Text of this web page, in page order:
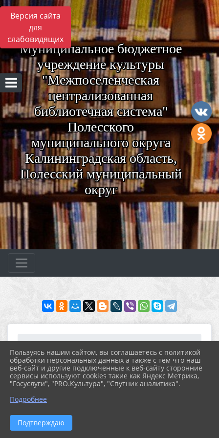
Версия сайта
для
слабовидящих
Муниципальное бюджетное
учреждение культуры
"Межпоселенческая
централизованная
библиотечная система"
Полесского
муниципального округа
Калининградская область,
Полесский муниципальный
округ
Главная ВАЖНО
Антикоррупция
2. Антикоррупционная э...
25.11.2020 10:00 11
2. АНТИКОРРУПЦИОННАЯ ЭКСПЕРТИЗА
Пользуясь нашим сайтом, вы соглашаетесь с политикой
обработки персональных данных а также с тем что наш
веб-сайт и другие подключенные к веб-сайту сторонние
сервисы используют cookies такие как Яндекс Метрика,
"Госуслуги", "PRO.Культура", "Спутник аналитика".
Подробнее
Подтверждаю